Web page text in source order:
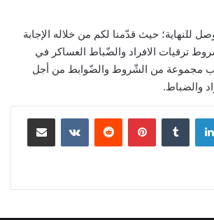
للنهاية؛ حيث قدّمنا لكم من خلاله الإجابة
ترقيات الافراد والضّباط العساكر في
مجموعة من الشّروط والضّوابط من أجل
والضباط.
بينتيريست مشاركة عبر البريد